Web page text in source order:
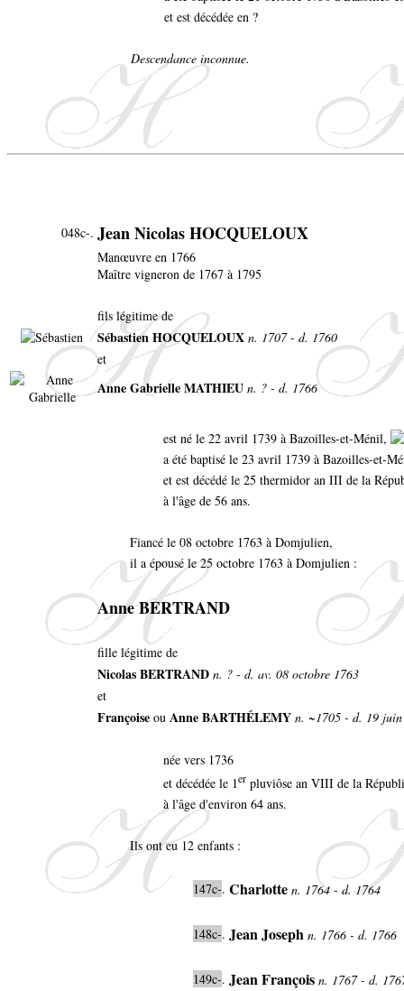
et est décédée en ?
Descendance inconnue.
048c-. Jean Nicolas HOCQUELOUX
Manœuvre en 1766
Maître vigneron de 1767 à 1795
fils légitime de
Sébastien HOCQUELOUX n. 1707 - d. 1760
et
Anne Gabrielle MATHIEU n. ? - d. 1766
est né le 22 avril 1739 à Bazoilles-et-Ménil,
a été baptisé le 23 avril 1739 à Bazoilles-et-
et est décédé le 25 thermidor an III de la
à l'âge de 56 ans.
Fiancé le 08 octobre 1763 à Domjulien,
il a épousé le 25 octobre 1763 à Domjulien :
Anne BERTRAND
fille légitime de
Nicolas BERTRAND n. ? - d. av. 08 octobre 1763
et
Françoise ou Anne BARTHÉLEMY n. ~1705 - d. 19
née vers 1736
et décédée le 1er pluviôse an VIII de la
à l'âge d'environ 64 ans.
Ils ont eu 12 enfants :
147c-. Charlotte n. 1764 - d. 1764
148c-. Jean Joseph n. 1766 - d. 1766
149c-. Jean François n. 1767 - d.